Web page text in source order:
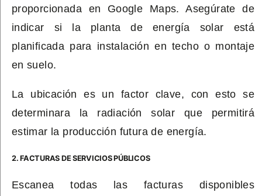
proporcionada en Google Maps. Asegúrate de
indicar si la planta de energía solar está
planificada para instalación en techo o montaje
en suelo.
La ubicación es un factor clave, con esto se
determinara la radiación solar que permitirá
estimar la producción futura de energía.
2. FACTURAS DE SERVICIOS PÚBLICOS
Escanea todas las facturas disponibles